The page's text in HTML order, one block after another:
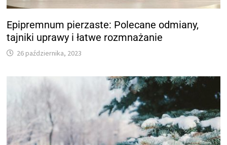
Epipremnum pierzaste: Polecane odmiany,
tajniki uprawy i łatwe rozmnażanie
26 października, 2023